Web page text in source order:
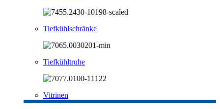
Tiefkühlschränke
Tiefkühltruhe
Vitrinen